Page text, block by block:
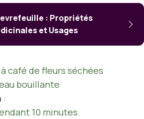
: Propriétés
et Usages
café de fleurs séchées
bouillante
:
10 minutes.